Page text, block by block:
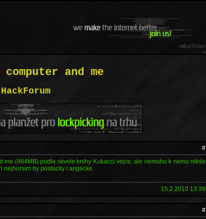
computer and me
HackForum
#
me (464MB) podle skvele knihy Kukacci vejce, ale nemohu k nemu nikde
nejhorsim by postacily i anglicke.
15.2.2010 13:39
#